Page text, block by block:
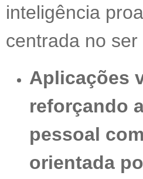
inteligência
centrada no ser
Aplicações
reforçando
pessoal
orientada